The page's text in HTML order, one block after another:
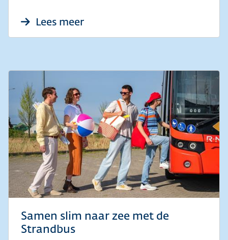
Lees meerover Samen slim naar zee:
Samen slim naar zee met de
Strandbus